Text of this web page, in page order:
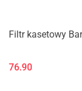
Filtr kasetowy
76.90